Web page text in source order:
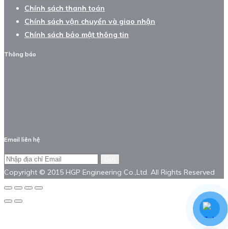
Chính sách thanh toán
Chính sách vận chuyển và giao nhận
Chính sách bảo mật thông tin
Thông báo
Email liên hệ
Copyright © 2015 HGP Engineering Co.,Ltd. All Rights Reserved